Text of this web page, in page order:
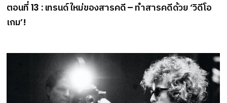
ตอนที่13 : เทรนด์ใหม่ของสารคดี– ทำสารคดีด้วย‘วิดีโอ
เกม’!